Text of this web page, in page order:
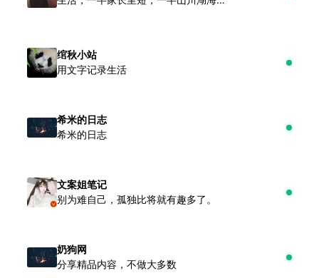
绾秋小站
用文字记录生活
希米的日志
希米的日志
文案姐笔记
别为难自己，孤独比将就有趣多了。
奶狗网
分享精品内容，不做大多数